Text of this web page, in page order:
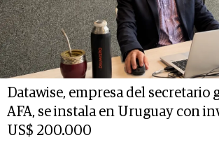
Datawise, empresa del secretario
AFA, se instala en Uruguay con
US$ 200.000